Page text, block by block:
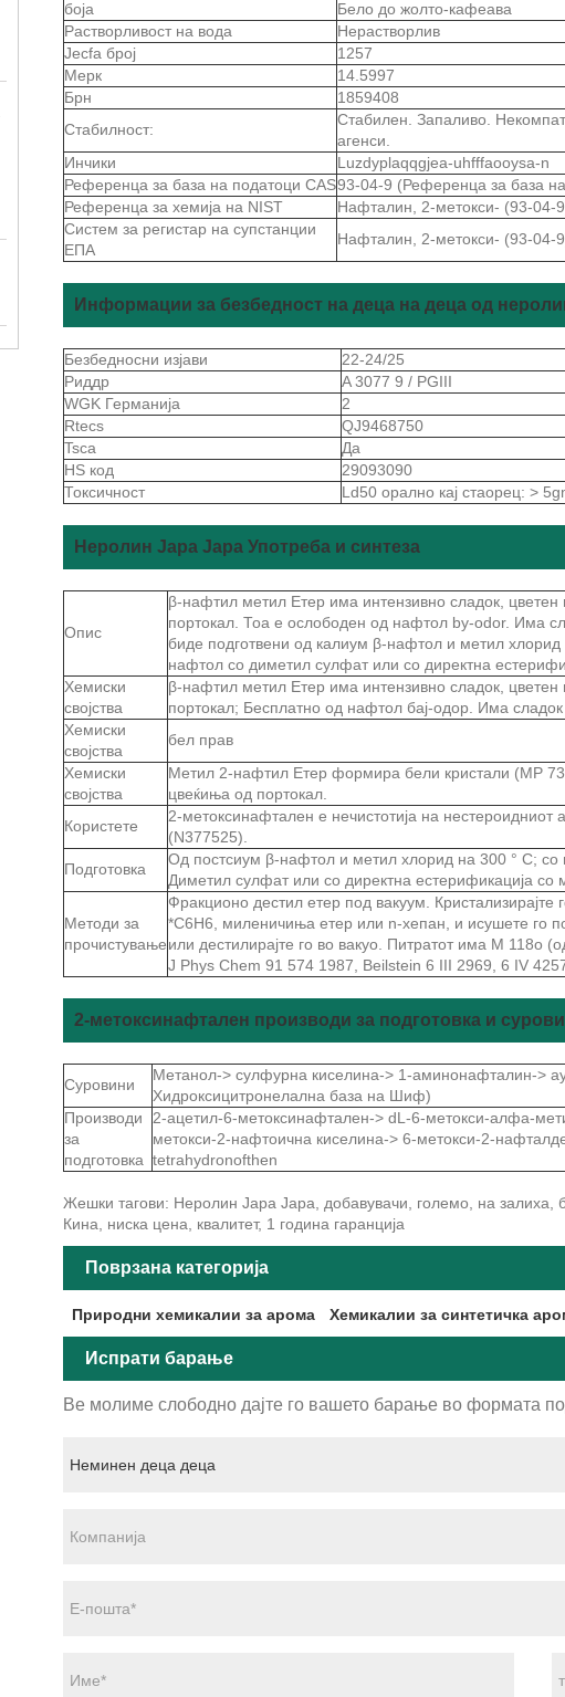
боја
Бело до жолто-кафеава
Растворливост на вода
Нерастворлив
Jecfa број
1257
Мерк
14.5997
Брн
1859408
Стабилност:
Стабилен. Запаливо.
агенси.
Инчики
Luzdyplaqqgjea-uhfffaooysa-n
Референца за база на податоци CAS93-04-9 (Референца за база
Референца за хемија на NIST
Нафталин, 2-метокси- (93-04-
Систем за регистар на супстанции
ЕПА
Нафталин, 2-метокси- (93-04-
Информации за безбедност на деца на деца од
Безбедносни изјави
22-24/25
Риддр
A 3077 9 / PGIII
WGK Германија
2
Rtecs
QJ9468750
Tsca
Да
HS код
29093090
Токсичност
Ld50 орално кај стаорец: >
Неролин Јара Јара Употреба и синтеза
Опис
β-нафтил метил Етер има интензивно сладок,
портокал. Тоа е ослободен од нафтол by-odor. Има
биде подготвени од калиум β-нафтол и метил
нафтол со диметил сулфат или со директна
Хемиски
својства
β-нафтил метил Етер има интензивно сладок,
портокал; Бесплатно од нафтол бај-одор. Има сладок
Хемиски
својства
бел прав
Хемиски
својства
Метил 2-нафтил Етер формира бели кристали (MP
цвеќиња од портокал.
Користете
2-метоксинафтален е нечистотија на
(N377525).
Подготовка
Од постсиум β-нафтол и метил хлорид на 300 ° C; со
Диметил сулфат или со директна естерификација со
Методи за
прочистување
Фракционо дестил етер под вакуум. Кристализирајте
*C6H6, миленичиња етер или n-хепан, и исушете го
или дестилирајте го во вакуо. Питратот има M 118o
J Phys Chem 91 574 1987, Beilstein 6 III 2969, 6 IV
2-метоксинафтален производи за подготовка и
Суровини
Метанол-> сулфурна киселина-> 1-аминонафталин->
Хидроксицитронелална база на Шиф)
Производи
за
подготовка
2-ацетил-6-метоксинафтален-> dL-6-метокси-алфа-
метокси-2-нафтоична киселина-> 6-метокси-2-
tetrahydronofthen
Жешки тагови: Неролин Јара Јара, добавувачи, големо, на
Кина, ниска цена, квалитет, 1 година гаранција
Поврзана категорија
Природни хемикалии за арома Хемикалии за синтетичка
Испрати барање
Ве молиме слободно дајте го вашето барање во формата